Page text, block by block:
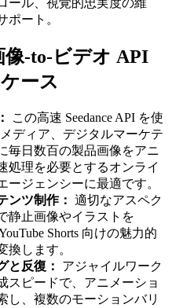
ール、視覚的忠実度の維
ポート。
像-to-ビデオ API
ース
この高速 Seedance API を使
ディア、デジタルマーケテ
毎日数百の製品画像をアニ
処理を必要とするオンライ
ージェンシーに最適です。
ンツ制作： 適切なアスペク
静止画像やイラストを
Shorts 向けの魅力的
換します。
と反復：
アジャイルワーク
スピードで、アニメーショ
し、複数のモーションバリ